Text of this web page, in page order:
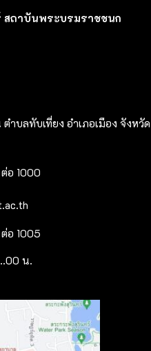
สถาบันพระบรมราชชนก
ำบลทับเที่ยง อำเภอเมือง จังหวัด
อ 1000
อ 1005
น.